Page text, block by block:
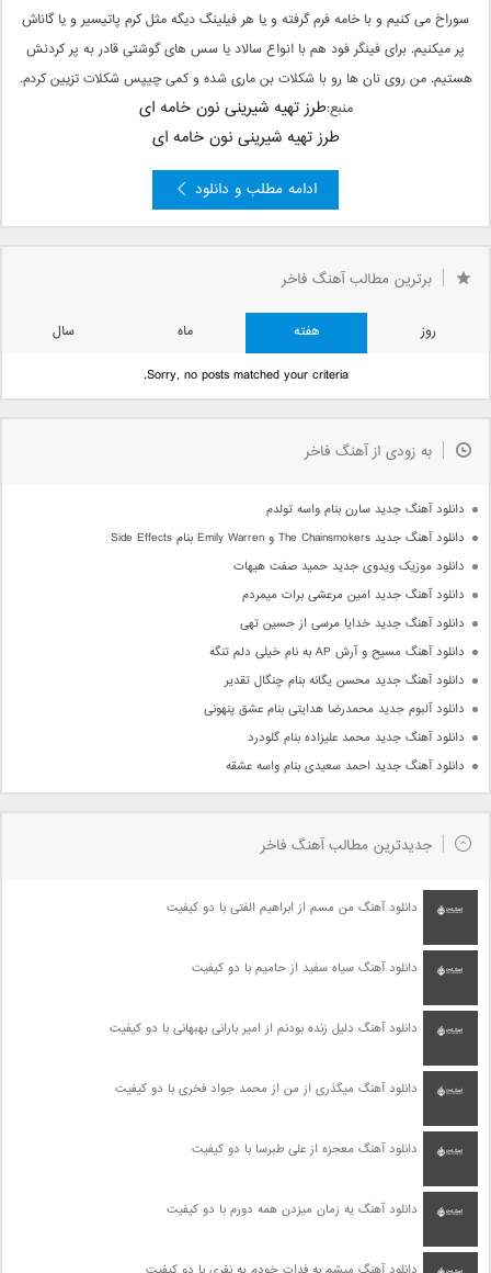
سوراخ می کنیم و با خامه فرم گرفته و یا هر فیلینگ دیگه مثل کرم پاتیسیر و یا گاناش
پر میکنیم. برای فینگر فود هم با انواع سالاد یا سس های گوشتی قادر به پر کردنش
هستیم. من روی نان ها رو با شکلات بن ماری شده و کمی چیپس شکلات تزیین کردم.
منبع:طرز تهیه شیرینی نون خامه ای
طرز تهیه شیرینی نون خامه ای
ادامه مطلب و دانلود
برترین مطالب آهنگ فاخر
روز هفته ماه
سال
Sorry, no posts matched your criteria.
به زودی از آهنگ فاخر
دانلود آهنگ جدید سارن بنام واسه تولدم
دانلود آهنگ جدید The Chainsmokers و Emily Warren بنام Side Effects
دانلود موزیک ویدوی جدید حمید صفت هیهات
دانلود آهنگ جدید امین مرعشی برات میمردم
دانلود آهنگ جدید خدایا مرسی از حسین تهی
دانلود آهنگ مسیح و آرش AP به نام خیلی دلم تنگه
دانلود آهنگ جدید محسن یگانه بنام چنگال تقدیر
دانلود آلبوم جدید محمدرضا هدایتی بنام عشق پنهونی
دانلود آهنگ جدید محمد علیزاده بنام گلودرد
دانلود آهنگ جدید احمد سعیدی بنام واسه عشقه
جدیدترین مطالب آهنگ فاخر
دانلود آهنگ من مسم از ابراهیم الفتی با دو کیفیت
دانلود آهنگ سیاه سفید از حامیم با دو کیفیت
دانلود آهنگ دلیل زنده بودنم از امیر بارانی بهبهانی با دو کیفیت
دانلود آهنگ میگذری از من از محمد جواد فخری با دو کیفیت
دانلود آهنگ معجزه از علی طبرسا با دو کیفیت
دانلود آهنگ یه زمان میزدن همه دورم با دو کیفیت